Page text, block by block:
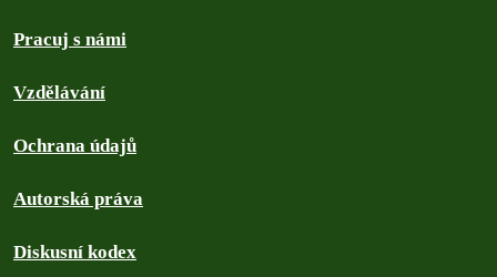
Pracuj s námi
Vzdělávání
Ochrana údajů
Autorská práva
Diskusní kodex